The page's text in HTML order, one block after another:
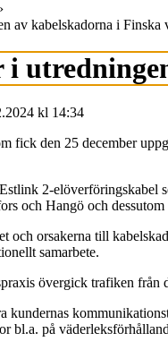
›
av kabelskadorna i Finska
kl 14:34
fick den 25 december
2-
och Hangö och
och orsakerna till
samarbete.
övergick trafiken
kundernas
bl.a. på